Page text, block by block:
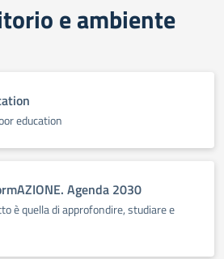
e ambiente
education
Agenda 2030
è quella di approfondire, studiare e